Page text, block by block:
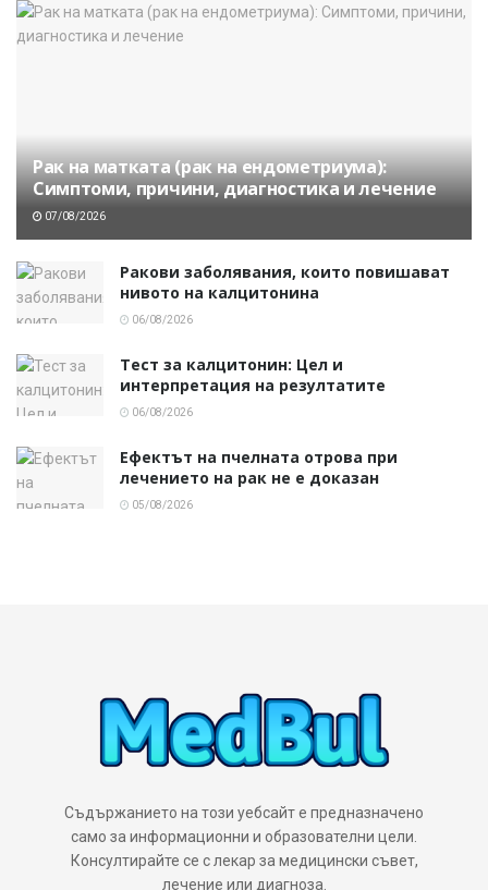
Рак на матката (рак на ендометриума):
Симптоми, причини, диагностика и лечение
07/08/2026
Ракови заболявания, които повишават
нивото на калцитонина
06/08/2026
Тест за калцитонин: Цел и
интерпретация на резултатите
06/08/2026
Ефектът на пчелната отрова при
лечението на рак не е доказан
05/08/2026
Съдържанието на този уебсайт е предназначено
само за информационни и образователни цели.
Консултирайте се с лекар за медицински съвет,
лечение или диагноза.